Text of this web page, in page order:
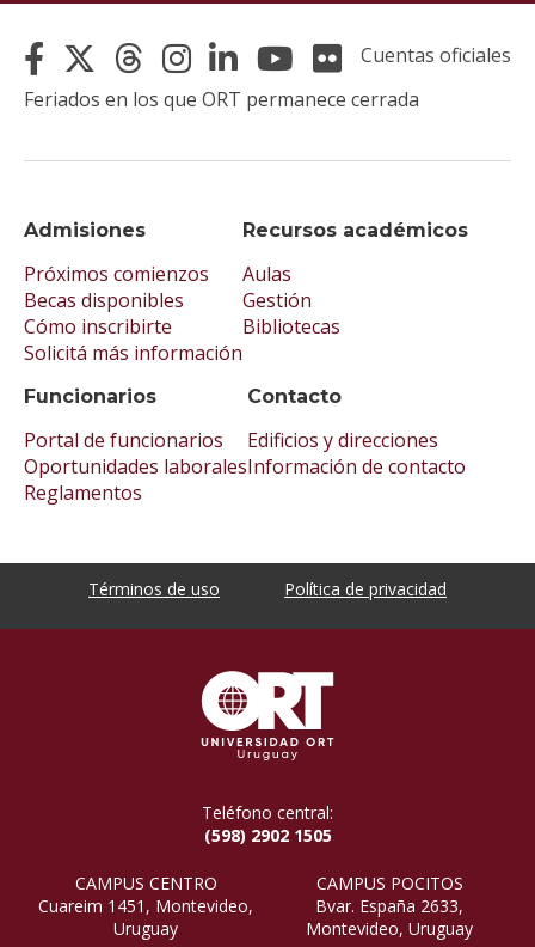
Admisiones
Próximos comienzos
Becas disponibles
Cómo inscribirte
Solicitá más información
Recursos académicos
Aulas
Gestión
Bibliotecas
Funcionarios
Portal de funcionarios
Oportunidades laborales
Reglamentos
Contacto
Edificios y direcciones
Información de contacto
Cuentas oficiales
Feriados en los que ORT permanece cerrada
Términos de uso Política de privacidad
Teléfono central:
(598) 2902 1505
CAMPUS CENTRO
Cuareim 1451, Montevideo,
Uruguay
CAMPUS POCITOS
Bvar. España 2633,
Montevideo, Uruguay